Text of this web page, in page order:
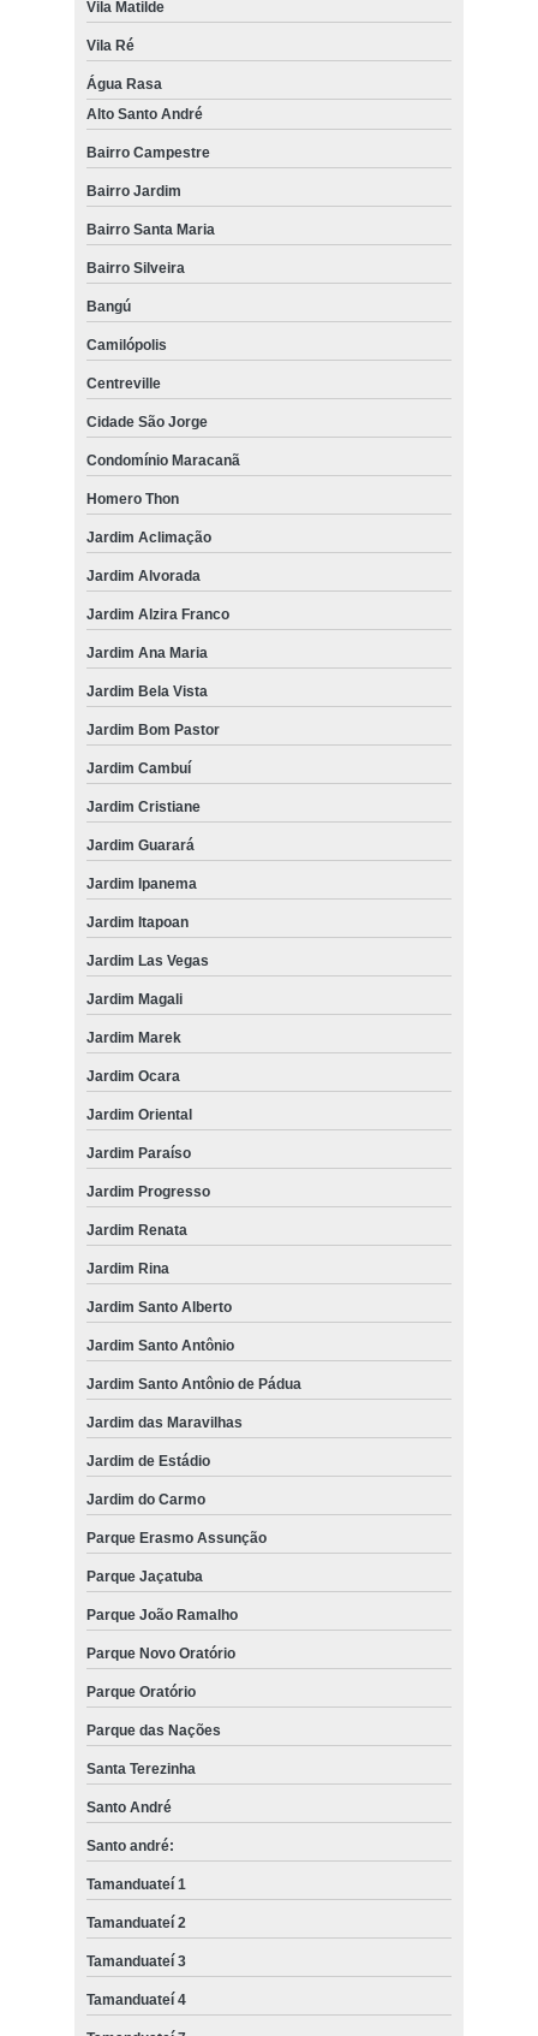
Vila Matilde
Vila Ré
Água Rasa
Alto Santo André
Bairro Campestre
Bairro Jardim
Bairro Santa Maria
Bairro Silveira
Bangú
Camilópolis
Centreville
Cidade São Jorge
Condomínio Maracanã
Homero Thon
Jardim Aclimação
Jardim Alvorada
Jardim Alzira Franco
Jardim Ana Maria
Jardim Bela Vista
Jardim Bom Pastor
Jardim Cambuí
Jardim Cristiane
Jardim Guarará
Jardim Ipanema
Jardim Itapoan
Jardim Las Vegas
Jardim Magali
Jardim Marek
Jardim Ocara
Jardim Oriental
Jardim Paraíso
Jardim Progresso
Jardim Renata
Jardim Rina
Jardim Santo Alberto
Jardim Santo Antônio
Jardim Santo Antônio de Pádua
Jardim das Maravilhas
Jardim de Estádio
Jardim do Carmo
Parque Erasmo Assunção
Parque Jaçatuba
Parque João Ramalho
Parque Novo Oratório
Parque Oratório
Parque das Nações
Santa Terezinha
Santo André
Santo andré:
Tamanduateí 1
Tamanduateí 2
Tamanduateí 3
Tamanduateí 4